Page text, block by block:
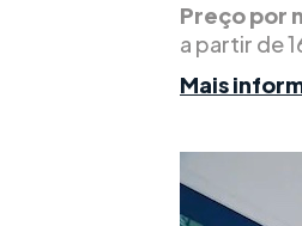
Preço por
a partir de
Mais